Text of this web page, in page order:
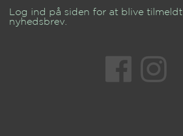
Log ind på siden for at blive tilmeldt
nyhedsbrev.